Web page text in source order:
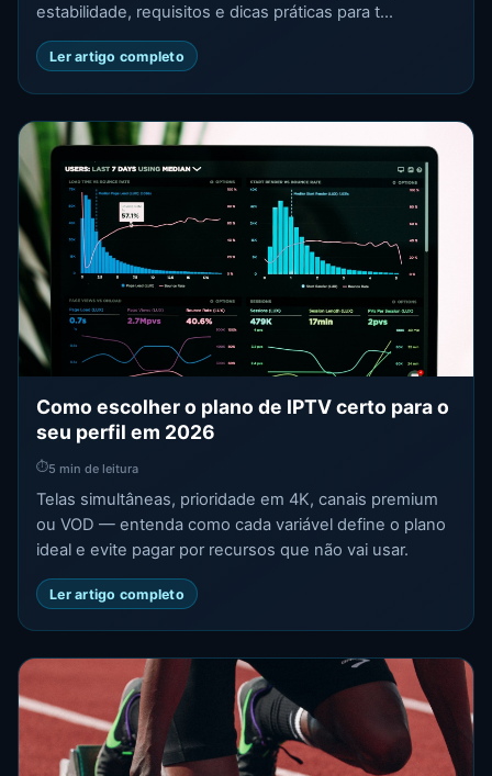
estabilidade, requisitos e dicas práticas para t...
Ler artigo completo
Como escolher o plano de IPTV certo para o
seu perfil em 2026
⏱5 min de leitura
Telas simultâneas, prioridade em 4K, canais premium
ou VOD — entenda como cada variável define o plano
ideal e evite pagar por recursos que não vai usar.
Ler artigo completo